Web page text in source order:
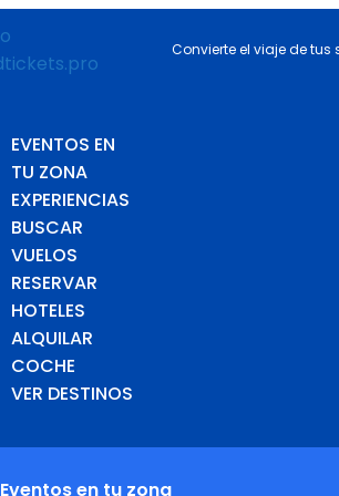
Convierte el viaje de
EVENTOS EN
TU ZONA
EXPERIENCIAS
BUSCAR
VUELOS
RESERVAR
HOTELES
ALQUILAR
COCHE
VER DESTINOS
Eventos en tu zona